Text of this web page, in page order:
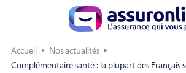
Accueil
Nos actualités
Complémentaire santé : la plupart des Français